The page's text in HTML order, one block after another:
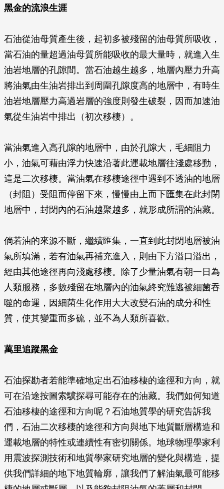
黑金的流浪生涯
石油從油母質產生後，起初多被殘留的油母質所吸收，
當石油的量超過油母質所能吸收的最大量時，就進入生
油岩地層的孔隙間。當石油越生越多，地層內壓力升高
將油氣由生油岩排出到周圍孔隙度高的地層中，有時生
油岩地層壓力高過岩層的強度則發生破裂，因而加速油
氣從生油岩中排出（初次移棲）。
當油氣進入高孔隙的地層中，由於孔隙大，毛細阻力
小，油氣可藉由浮力快速沿著此運載地層往淺處移動，
這是二次移棲。當油氣在移棲途徑中遇到不透油的地層
（封阻）受阻而停留下來，慢慢由上而下匯集在此封閉
地層中，封閉內的石油越聚越多，就形成所謂的油藏。
倘若油的來源不斷，繼續匯集，一直到此封閉地層被油
氣所填滿，若有油氣再補充進入，則由下方溢口溢出，
經由其他途徑再向淺處移棲。除了少量油氣有朝一日為
人類服務，多數殘留在地層內的油氣終究難逃被細菌吞
噬的命運，因細菌生化作用大大改變石油的成分和性
質，使其變重而多硫，並不為人類所喜歡。
萬里追蹤黑金
石油探勘者若能準確地定出石油移棲的途徑和方向，就
可在沿途按圖索驥探尋可能存在的油藏。我們如何知道
石油移棲的途徑和方向呢？石油地質學的研究告訴我
們，石油二次移棲的途徑和方向與地下地質斷層構造和
運載地層的特性或連續性有密切關係。地球物理學家利
用震波探測技術和地質學家研究地層的變化與構造，提
供我們詳細的地下地質輪廓，讓我們了解油氣最可能移